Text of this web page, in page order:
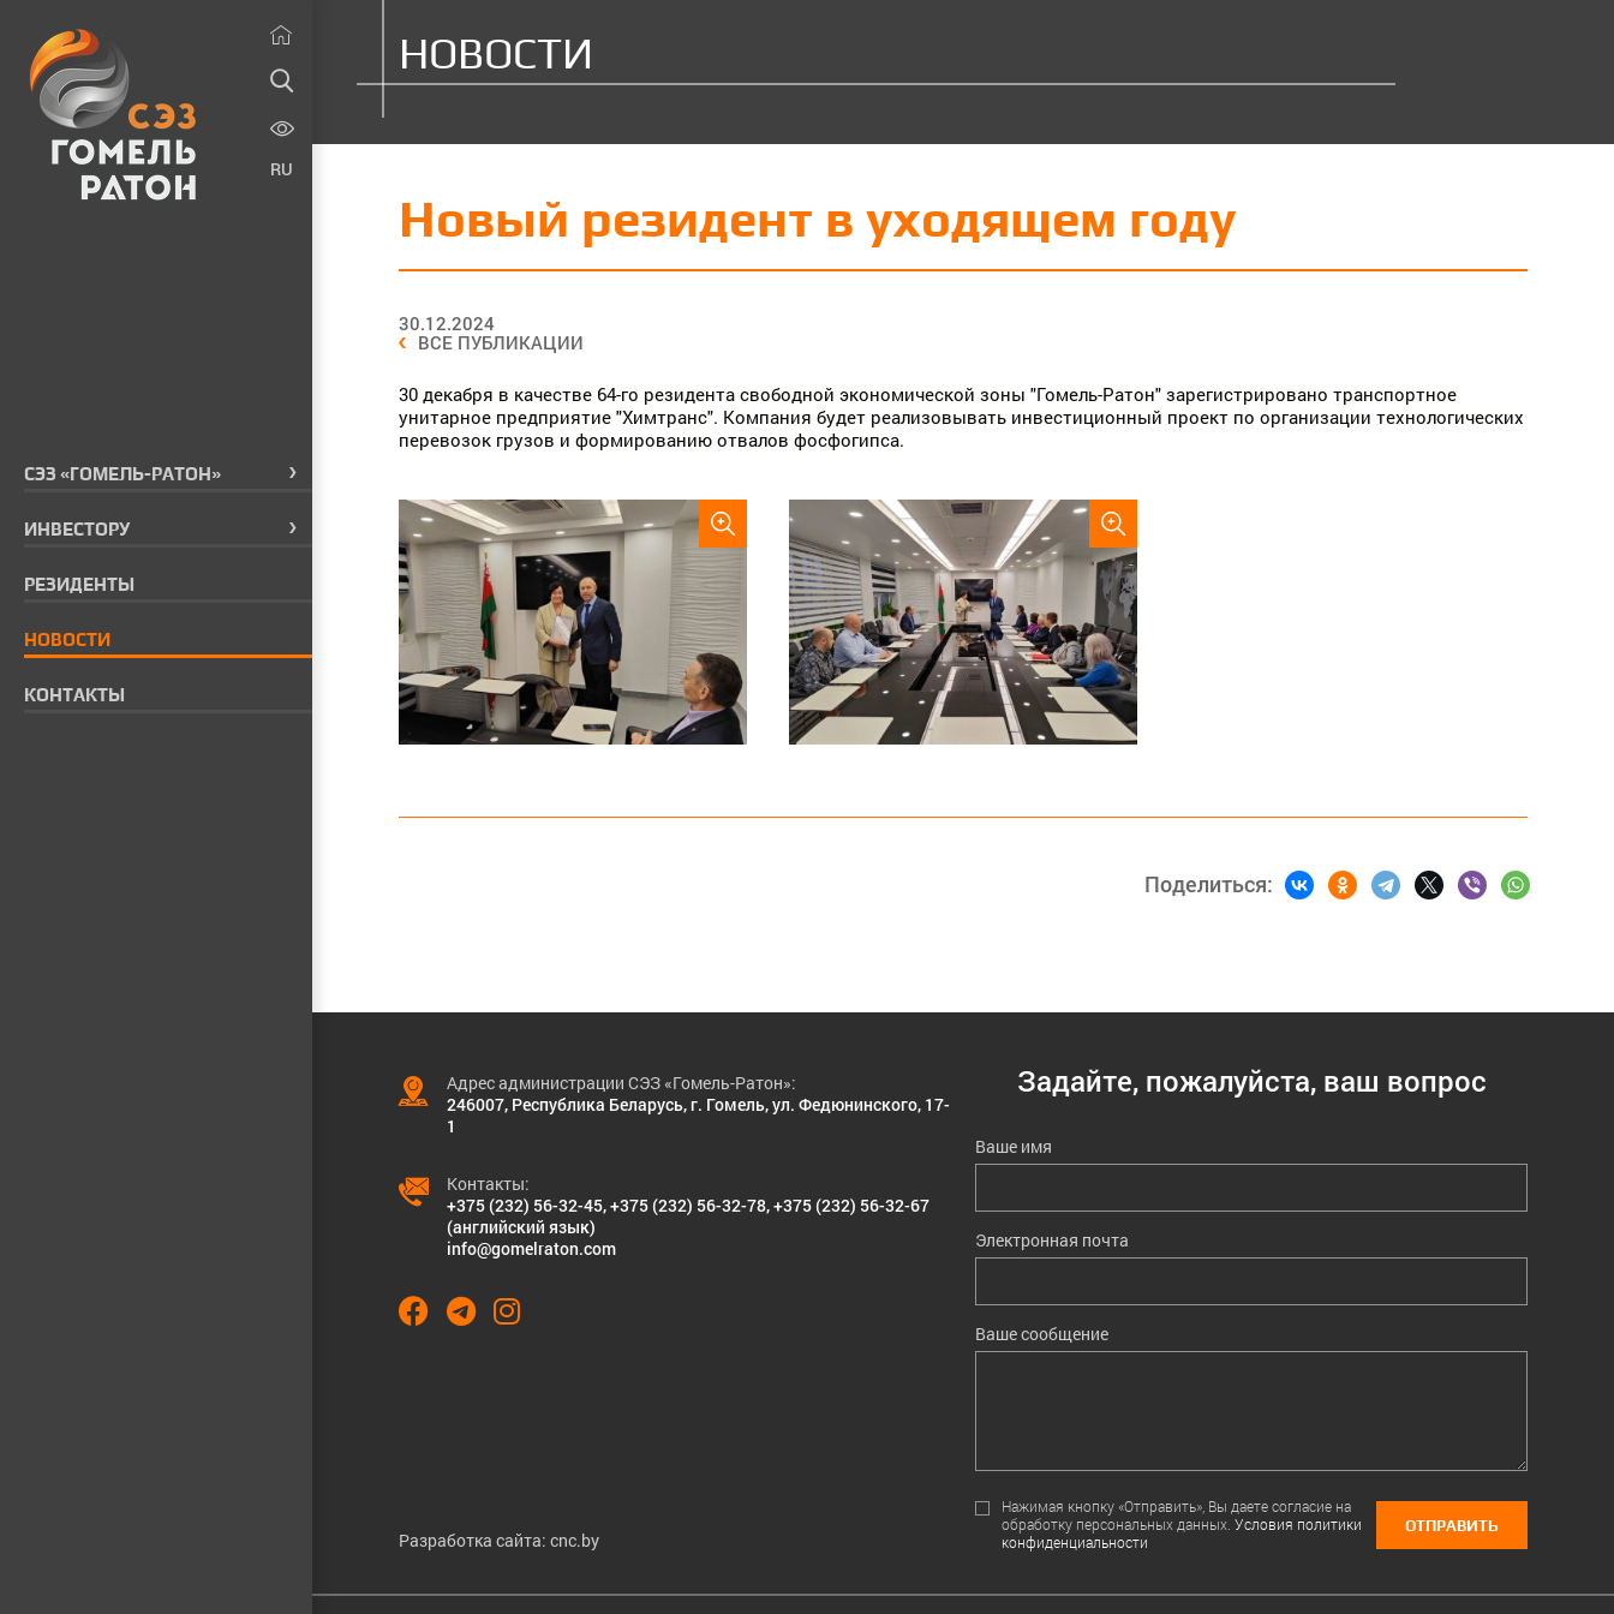
RU
СЭЗ «ГОМЕЛЬ-РАТОН»
ИНВЕСТОРУ
РЕЗИДЕНТЫ
НОВОСТИ
КОНТАКТЫ
НОВОСТИ
Новый резидент в уходящем году
ВСЕ ПУБЛИКАЦИИ
30.12.2024
30 декабря в качестве 64-го резидента свободной экономической зоны "Гомель-Ратон" зарегистрировано транспортное
унитарное предприятие "Химтранс". Компания будет реализовывать инвестиционный проект по организации технологических
перевозок грузов и формированию отвалов фосфогипса.
Поделиться:
Адрес администрации СЭЗ «Гомель-Ратон»:
246007, Республика Беларусь, г. Гомель, ул. Федюнинского, 17-
1
Контакты:
+375 (232) 56-32-45,+375 (232) 56-32-78,+375 (232) 56-32-67
(английский язык)
info@gomelraton.com
Разработка сайта: cnc.by
Задайте, пожалуйста, ваш вопрос
Ваше имя
Электронная почта
Ваше сообщение
Нажимая кнопку «Отправить», Вы даете согласие на
обработку персональных данных. Условия политики
конфиденциальности
ОТПРАВИТЬ